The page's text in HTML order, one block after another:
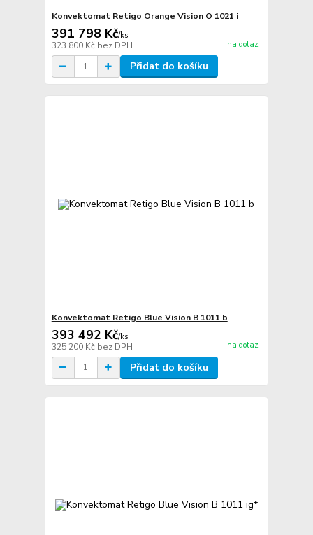
Konvektomat Retigo Orange Vision O 1021 i
391 798 Kč/ks
323 800 Kč bez DPH na dotaz
Přidat do košíku
Konvektomat Retigo Blue Vision B 1011 b
393 492 Kč/ks
325 200 Kč bez DPH na dotaz
Přidat do košíku